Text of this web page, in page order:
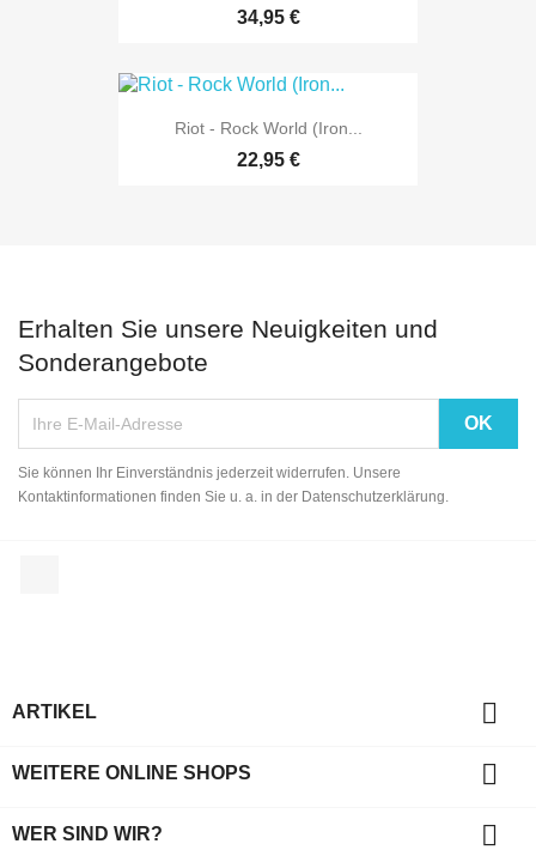
34,95 €
Riot - Rock World (Iron...
22,95 €
Erhalten Sie unsere Neuigkeiten und
Sonderangebote
Sie können Ihr Einverständnis jederzeit widerrufen. Unsere
Kontaktinformationen finden Sie u. a. in der Datenschutzerklärung.
ARTIKEL 
WEITERE ONLINE SHOPS 
WER SIND WIR? 